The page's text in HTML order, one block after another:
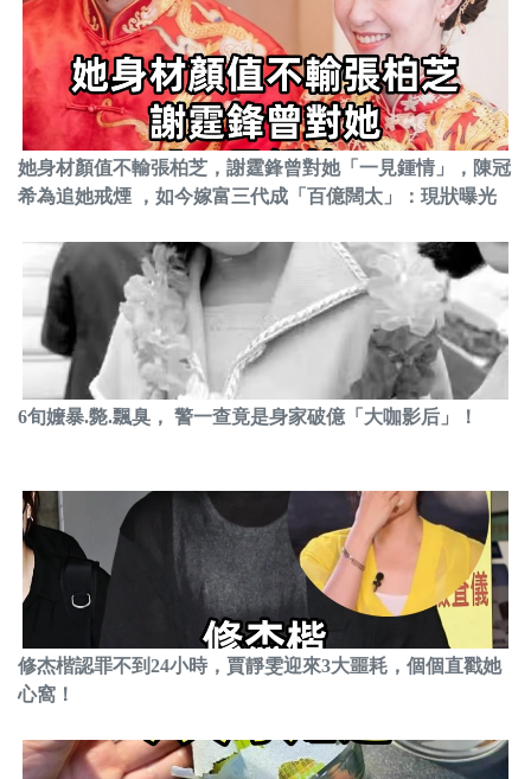
她身材顏值不輸張柏芝，謝霆鋒曾對她「一見鍾情」，陳冠
希為追她戒煙 ，如今嫁富三代成「百億闊太」：現狀曝光
6旬嬤暴.斃.飄臭， 警一查竟是身家破億「大咖影后」！
修杰楷認罪不到24小時，賈靜雯迎來3大噩耗，個個直戳她
心窩！